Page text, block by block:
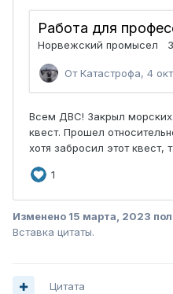
Изменено 15 марта, 2023
Вставка цитаты.
Цитата